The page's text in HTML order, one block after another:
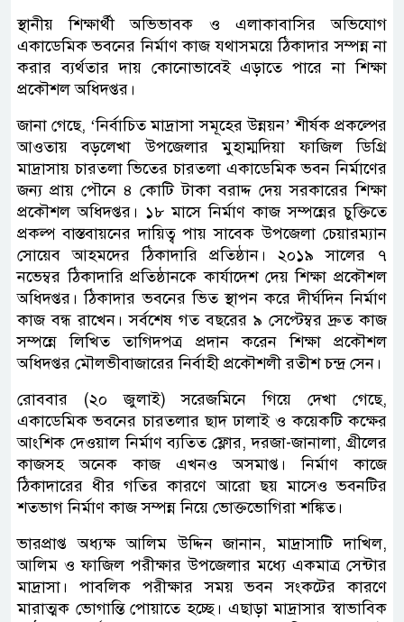
স্থানীয় শিক্ষার্থী অভিভাবক ও এলাকাবাসির অভিযোগ
একাডেমিক ভবনের নির্মাণ কাজ যথাসময়ে ঠিকাদার সম্পন্ন না
করার ব্যর্থতার দায় কোনোভাবেই এড়াতে পারে না শিক্ষা
প্রকৌশল অধিদপ্তর।
জানা গেছে, ‘নির্বাচিত মাদ্রাসা সমূহের উন্নয়ন’ শীর্ষক প্রকল্পের
আওতায় বড়লেখা উপজেলার মুহাম্মদিয়া ফাজিল ডিগ্রি
মাদ্রাসায় চারতলা ভিতের চারতলা একাডেমিক ভবন নির্মাণের
জন্য প্রায় পৌনে ৪ কোটি টাকা বরাদ্দ দেয় সরকারের শিক্ষা
প্রকৌশল অধিদপ্তর। ১৮ মাসে নির্মাণ কাজ সম্পন্নের চুক্তিতে
প্রকল্প বাস্তবায়নের দায়িত্ব পায় সাবেক উপজেলা চেয়ারম্যান
সোয়েব আহমদের ঠিকাদারি প্রতিষ্ঠান। ২০১৯ সালের ৭
নভেম্বর ঠিকাদারি প্রতিষ্ঠানকে কার্যাদেশ দেয় শিক্ষা প্রকৌশল
অধিদপ্তর। ঠিকাদার ভবনের ভিত স্থাপন করে দীর্ঘদিন নির্মাণ
কাজ বন্ধ রাখেন। সর্বশেষ গত বছরের ৯ সেপ্টেম্বর দ্রুত কাজ
সম্পন্নে লিখিত তাগিদপত্র প্রদান করেন শিক্ষা প্রকৌশল
অধিদপ্তর মৌলভীবাজারের নির্বাহী প্রকৌশলী রতীশ চন্দ্র সেন।
রোববার (২০ জুলাই) সরেজমিনে গিয়ে দেখা গেছে,
একাডেমিক ভবনের চারতলার ছাদ ঢালাই ও কয়েকটি কক্ষের
আংশিক দেওয়াল নির্মাণ ব্যতিত ফ্লোর, দরজা-জানালা, গ্রীলের
কাজসহ অনেক কাজ এখনও অসমাপ্ত। নির্মাণ কাজে
ঠিকাদারের ধীর গতির কারণে আরো ছয় মাসেও ভবনটির
শতভাগ নির্মাণ কাজ সম্পন্ন নিয়ে ভোক্তভোগিরা শঙ্কিত।
ভারপ্রাপ্ত অধ্যক্ষ আলিম উদ্দিন জানান, মাদ্রাসাটি দাখিল,
আলিম ও ফাজিল পরীক্ষার উপজেলার মধ্যে একমাত্র সেন্টার
মাদ্রাসা। পাবলিক পরীক্ষার সময় ভবন সংকটের কারণে
মারাত্মক ভোগান্তি পোয়াতে হচ্ছে। এছাড়া মাদ্রাসার স্বাভাবিক